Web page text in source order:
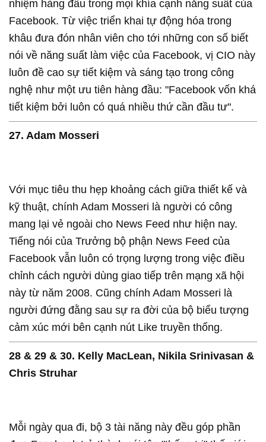
nhiệm hàng đầu trong mọi khía cạnh năng suất của
Facebook. Từ việc triển khai tự động hóa trong
khâu đưa đón nhân viên cho tới những con số biết
nói về năng suất làm việc của Facebook, vị CIO này
luôn đề cao sự tiết kiệm và sáng tạo trong công
nghệ như một ưu tiên hàng đầu: "Facebook vốn khá
tiết kiệm bởi luôn có quá nhiều thứ cần đầu tư".
27. Adam Mosseri
Với mục tiêu thu hẹp khoảng cách giữa thiết kế và
kỹ thuật, chính Adam Mosseri là người có công
mang lại vẻ ngoài cho News Feed như hiện nay.
Tiếng nói của Trưởng bộ phận News Feed của
Facebook vẫn luôn có trọng lượng trong việc điều
chỉnh cách người dùng giao tiếp trên mạng xã hội
này từ năm 2008. Cũng chính Adam Mosseri là
người đứng đằng sau sự ra đời của bộ biểu tượng
cảm xúc mới bên cạnh nút Like truyền thống.
28 & 29 & 30. Kelly MacLean, Nikila Srinivasan &
Chris Struhar
Mỗi ngày qua đi, bộ 3 tài năng này đều góp phần